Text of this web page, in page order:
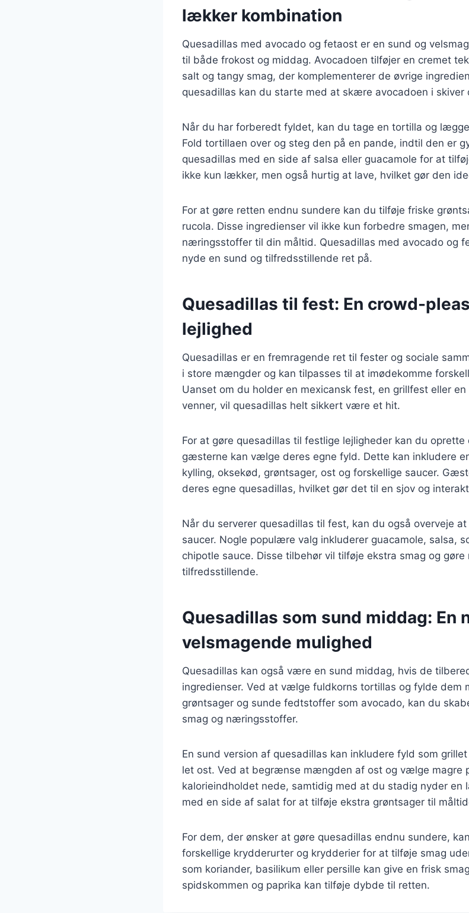
lækker kombination
Quesadillas med avocado og fetaost er en sund og
til både frokost og middag. Avocadoen tilføjer en cremet
salt og tangy smag, der komplementerer de øvrige
quesadillas kan du starte med at skære avocadoen i skiver
Når du har forberedt fyldet, kan du tage en tortilla og
Fold tortillaen over og steg den på en pande, indtil den er
quesadillas med en side af salsa eller guacamole for at
ikke kun lækker, men også hurtig at lave, hvilket gør den
For at gøre retten endnu sundere kan du tilføje friske
rucola. Disse ingredienser vil ikke kun forbedre smagen,
næringsstoffer til din måltid. Quesadillas med avocado og
nyde en sund og tilfredsstillende ret på.
Quesadillas til fest: En crowd-
lejlighed
Quesadillas er en fremragende ret til fester og sociale
i store mængder og kan tilpasses til at imødekomme
Uanset om du holder en mexicansk fest, en grillfest eller
venner, vil quesadillas helt sikkert være et hit.
For at gøre quesadillas til festlige lejligheder kan du oprette
gæsterne kan vælge deres egne fyld. Dette kan inkludere
kylling, oksekød, grøntsager, ost og forskellige saucer.
deres egne quesadillas, hvilket gør det til en sjov og
Når du serverer quesadillas til fest, kan du også overveje
saucer. Nogle populære valg inkluderer guacamole, salsa,
chipotle sauce. Disse tilbehør vil tilføje ekstra smag og
tilfredsstillende.
Quesadillas som sund middag: En
velsmagende mulighed
Quesadillas kan også være en sund middag, hvis de
ingredienser. Ved at vælge fuldkorns tortillas og fylde dem
grøntsager og sunde fedtstoffer som avocado, kan du
smag og næringsstoffer.
En sund version af quesadillas kan inkludere fyld som
let ost. Ved at begrænse mængden af ost og vælge magre
kalorieindholdet nede, samtidig med at du stadig nyder en
med en side af salat for at tilføje ekstra grøntsager til
For dem, der ønsker at gøre quesadillas endnu sundere,
forskellige krydderurter og krydderier for at tilføje smag
som koriander, basilikum eller persille kan give en frisk
spidskommen og paprika kan tilføje dybde til retten.